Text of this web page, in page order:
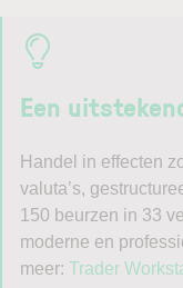
Een
Handel in effecten
valuta’s,
150 beurzen in 33
moderne en
meer: Trader